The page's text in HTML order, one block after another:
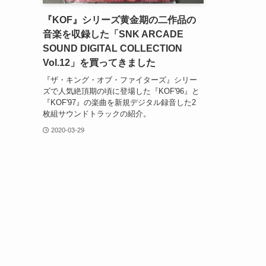
『KOF』シリーズ黄金期の二作品の
音楽を収録した「SNK ARCADE
SOUND DIGITAL COLLECTION
Vol.12」を買ってきました
『ザ・キング・オブ・ファイターズ』シリー
ズで人気絶頂期の頃に登場した『KOF'96』と
『KOF'97』の楽曲を新規デジタル録音した2
枚組サウンドトラックの紹介。
2020-03-29